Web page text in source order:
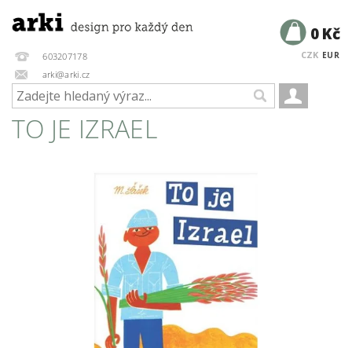
603207178
arki@arki.cz
CZK EUR
0 Kč
TO JE IZRAEL